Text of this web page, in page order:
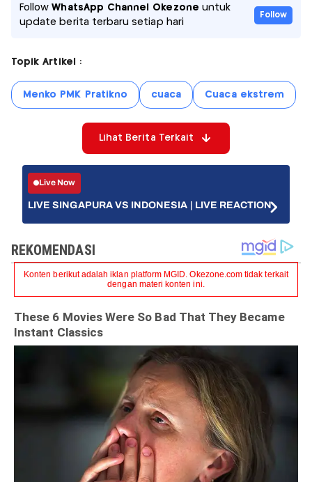
FollowWhatsApp Channel Okezone untuk
update berita terbaru setiap hari
Follow
Topik Artikel :
Menko PMK Pratikno cuaca Cuaca ekstrem
Lihat Berita Terkait
Live Now
LIVE SINGAPURA VS INDONESIA | LIVE REACTION